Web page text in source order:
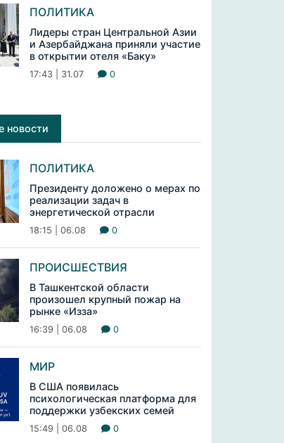
ПОЛИТИКА
Лидеры стран Центральной Азии
и Азербайджана приняли участие
в открытии отеля «Баку»
17:43 | 31.07 0
новости
ПОЛИТИКА
Президенту доложено о мерах по
реализации задач в
энергетической отрасли
18:15 | 06.08 0
ПРОИСШЕСТВИЯ
В Ташкентской области
произошел крупный пожар на
рынке «Изза»
16:39 | 06.08 0
МИР
В США появилась
психологическая платформа для
поддержки узбекских семей
15:49 | 06.08 0